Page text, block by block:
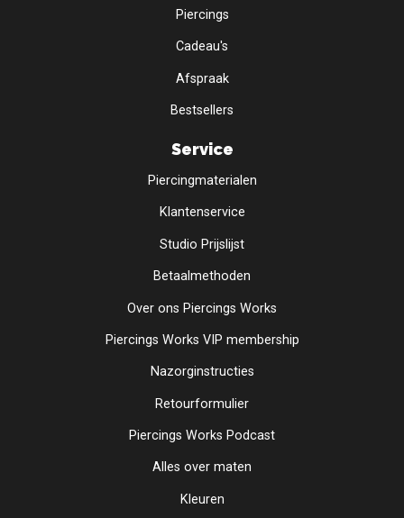
Piercings
Cadeau's
Afspraak
Bestsellers
Service
Piercingmaterialen
Klantenservice
Studio Prijslijst
Betaalmethoden
Over ons Piercings Works
Piercings Works VIP membership
Nazorginstructies
Retourformulier
Piercings Works Podcast
Alles over maten
Kleuren